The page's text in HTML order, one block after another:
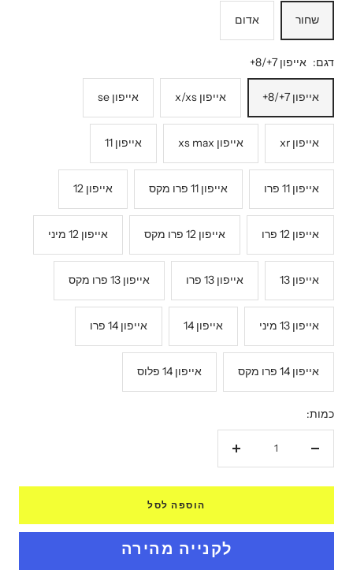
שחור אדום
דגם: אייפון 7+/8+
אייפון 7+/8+ אייפון x/xs אייפון se
אייפון xr אייפון xs max אייפון 11
אייפון 11 פרו אייפון 11 פרו מקס אייפון 12
אייפון 12 פרו אייפון 12 פרו מקס אייפון 12 מיני
אייפון 13 אייפון 13 פרו אייפון 13 פרו מקס
אייפון 13 מיני אייפון 14 אייפון 14 פרו
אייפון 14 פרו מקס אייפון 14 פלוס
כמות:
הגדל
הוספה לסל